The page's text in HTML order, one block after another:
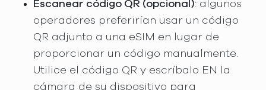
Escanear código QR (opcional): algunos
operadores preferirían usar un código
QR adjunto a una eSIM en lugar de
proporcionar un código manualmente.
Utilice el código QR y escríbalo EN la
cámara de su dispositivo para